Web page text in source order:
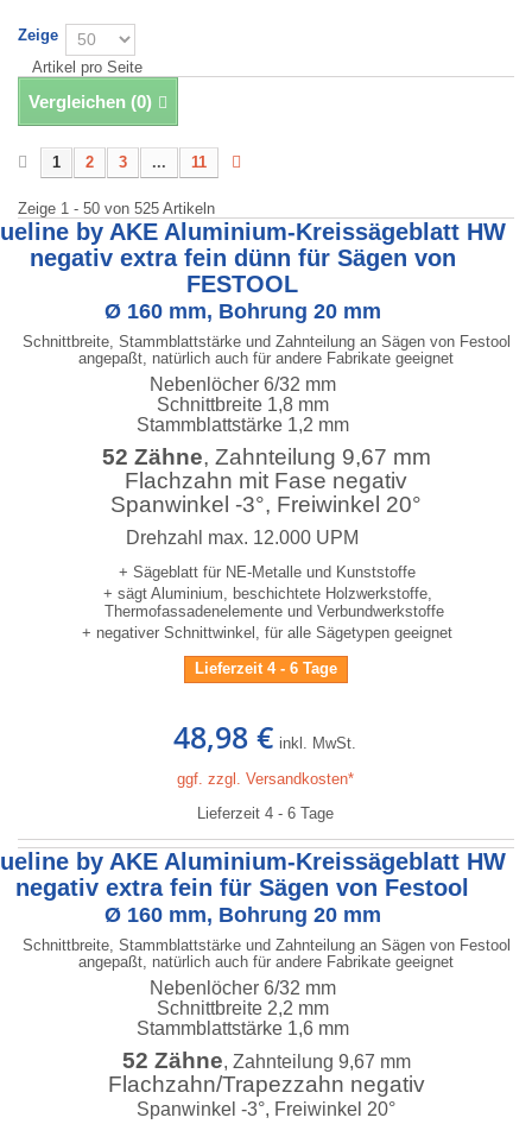
Zeige
Artikel pro Seite
Vergleichen (0)
1 2 3 ... 11
Zeige 1 - 50 von 525 Artikeln
by AKE Aluminium-Kreissägeblatt HW
negativ extra fein dünn für Sägen von
FESTOOL
Ø 160 mm, Bohrung 20 mm
Schnittbreite, Stammblattstärke und Zahnteilung an Sägen von Festool
angepaßt, natürlich auch für andere Fabrikate geeignet
Nebenlöcher 6/32 mm
Schnittbreite 1,8 mm
Stammblattstärke 1,2 mm
52 Zähne, Zahnteilung 9,67 mm
Flachzahn mit Fase negativ
Spanwinkel -3°, Freiwinkel 20°
Drehzahl max. 12.000 UPM
+ Sägeblatt für NE-Metalle und Kunststoffe
+ sägt Aluminium, beschichtete Holzwerkstoffe,
Thermofassadenelemente und Verbundwerkstoffe
+ negativer Schnittwinkel, für alle Sägetypen geeignet
Lieferzeit 4 - 6 Tage
48,98 € inkl. MwSt.
ggf. zzgl. Versandkosten*
Lieferzeit 4 - 6 Tage
by AKE Aluminium-Kreissägeblatt HW
negativ extra fein für Sägen von Festool
Ø 160 mm, Bohrung 20 mm
Schnittbreite, Stammblattstärke und Zahnteilung an Sägen von Festool
angepaßt, natürlich auch für andere Fabrikate geeignet
Nebenlöcher 6/32 mm
Schnittbreite 2,2 mm
Stammblattstärke 1,6 mm
52 Zähne, Zahnteilung 9,67 mm
Flachzahn/Trapezzahn negativ
Spanwinkel -3°, Freiwinkel 20°